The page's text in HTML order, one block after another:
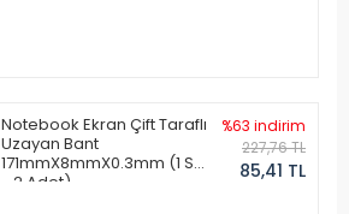
Notebook Ekran Çift Taraflı
Uzayan Bant
171mmX8mmX0.3mm (1 Set
- 2 Adet)
%63 indirim
227,76 TL
85,41 TL